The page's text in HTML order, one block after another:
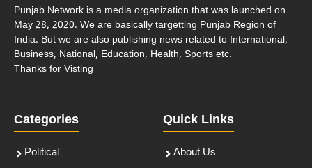
Punjab Network is a media organization that was launched on
May 28, 2020. We are basically targetting Punjab Region of
India. But we are also publishing news related to International,
Business, National, Education, Health, Sports etc.
Thanks for Visting
Categories
Political
Quick Links
About Us